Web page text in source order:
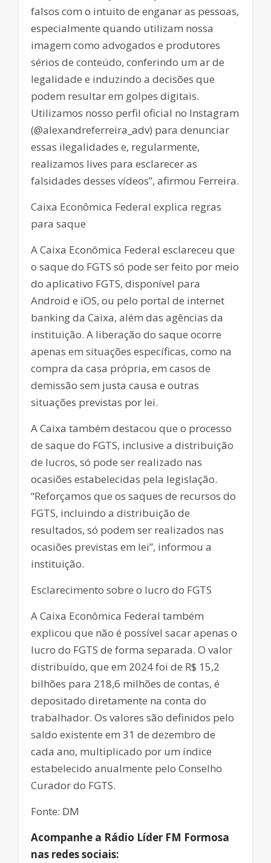
falsos com o intuito de enganar as pessoas,
especialmente quando utilizam nossa
imagem como advogados e produtores
sérios de conteúdo, conferindo um ar de
legalidade e induzindo a decisões que
podem resultar em golpes digitais.
Utilizamos nosso perfil oficial no Instagram
(@alexandreferreira_adv) para denunciar
essas ilegalidades e, regularmente,
realizamos lives para esclarecer as
falsidades desses vídeos”, afirmou Ferreira.
Caixa Econômica Federal explica regras
para saque
A Caixa Econômica Federal esclareceu que
o saque do FGTS só pode ser feito por meio
do aplicativo FGTS, disponível para
Android e iOS, ou pelo portal de internet
banking da Caixa, além das agências da
instituição. A liberação do saque ocorre
apenas em situações específicas, como na
compra da casa própria, em casos de
demissão sem justa causa e outras
situações previstas por lei.
A Caixa também destacou que o processo
de saque do FGTS, inclusive a distribuição
de lucros, só pode ser realizado nas
ocasiões estabelecidas pela legislação.
“Reforçamos que os saques de recursos do
FGTS, incluindo a distribuição de
resultados, só podem ser realizados nas
ocasiões previstas em lei”, informou a
instituição.
Esclarecimento sobre o lucro do FGTS
A Caixa Econômica Federal também
explicou que não é possível sacar apenas o
lucro do FGTS de forma separada. O valor
distribuído, que em 2024 foi de R$ 15,2
bilhões para 218,6 milhões de contas, é
depositado diretamente na conta do
trabalhador. Os valores são definidos pelo
saldo existente em 31 de dezembro de
cada ano, multiplicado por um índice
estabelecido anualmente pelo Conselho
Curador do FGTS.
Fonte: DM
Acompanhe a Rádio Líder FM Formosa
nas redes sociais: